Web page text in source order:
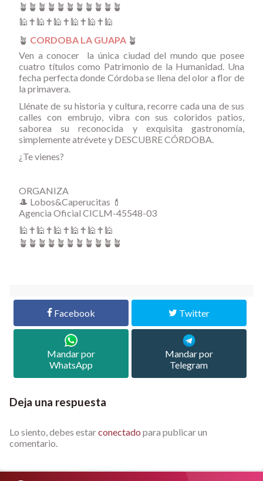
🪴🪴🪴🪴🪴🪴🪴🪴🪴🪴🪴
🕌✝️🕌✝️🕌✝️🕌✝️🕌✝️🕌
🪴 CORDOBA LA GUAPA 🪴
Ven a conocer la única ciudad del mundo que posee
cuatro títulos como Patrimonio de la Humanidad. Una
fecha perfecta donde Córdoba se llena del olor a flor de
la primavera.
Llénate de su historia y cultura, recorre cada una de sus
calles con embrujo, vibra con sus coloridos patios,
saborea su reconocida y exquisita gastronomía,
simplemente atrévete y DESCUBRE CÓRDOBA.
¿Te vienes?
ORGANIZA
🎩 Lobos&Caperucitas 💄
Agencia Oficial CICLM-45548-03
🕌✝️🕌✝️🕌✝️🕌✝️🕌✝️🕌
🪴🪴🪴🪴🪴🪴🪴🪴🪴🪴🪴
Facebook Twitter
Mandar por
WhatsApp
Mandar por
Telegram
Deja una respuesta
Lo siento, debes estarconectado para publicar un
comentario.